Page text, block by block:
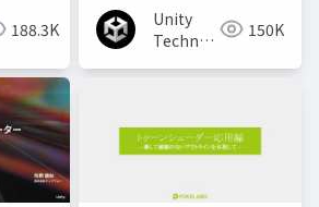
188.3K
Unity
Technologies150K